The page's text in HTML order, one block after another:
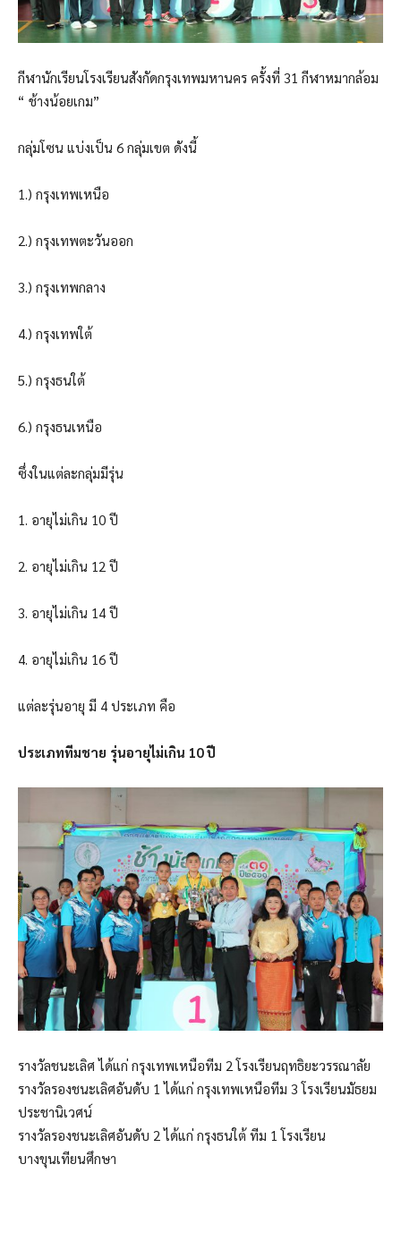
กีฬานักเรียนโรงเรียนสังกัดกรุงเทพมหานคร ครั้งที่ 31 กีฬาหมากล้อม
“ ช้างน้อยเกม”
กลุ่มโซน แบ่งเป็น 6 กลุ่มเขต ดังนี้
1.) กรุงเทพเหนือ
2.) กรุงเทพตะวันออก
3.) กรุงเทพกลาง
4.) กรุงเทพใต้
5.) กรุงธนใต้
6.) กรุงธนเหนือ
ซึ่งในแต่ละกลุ่มมีรุ่น
1. อายุไม่เกิน 10 ปี
2. อายุไม่เกิน 12 ปี
3. อายุไม่เกิน 14 ปี
4. อายุไม่เกิน 16 ปี
แต่ละรุ่นอายุ มี 4 ประเภท คือ
ประเภททีมชาย รุ่นอายุไม่เกิน 10 ปี
รางวัลชนะเลิศ ได้แก่ กรุงเทพเหนือทีม 2 โรงเรียนฤทธิยะวรรณาลัย
รางวัลรองชนะเลิศอันดับ 1 ได้แก่ กรุงเทพเหนือทีม 3 โรงเรียนมัธยม
ประชานิเวศน์
รางวัลรองชนะเลิศอันดับ 2 ได้แก่ กรุงธนใต้ ทีม 1 โรงเรียน
บางขุนเทียนศึกษา